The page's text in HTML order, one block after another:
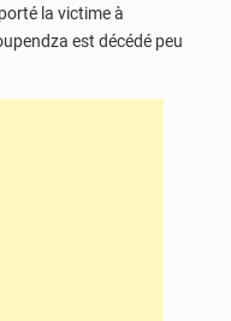
la victime à
est décédé peu